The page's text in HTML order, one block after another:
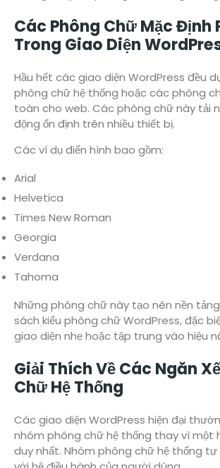
Các Phông Chữ Mặc Định
Trong Giao Diện
Hầu hết các giao diện WordPress đều
phông chữ hệ thống hoặc các phông
toàn cho web. Các phông chữ này tải
động ổn định trên nhiều thiết bị.
Các ví dụ điển hình bao gồm:
Arial
Helvetica
Times New Roman
Georgia
Verdana
Tahoma
Những phông chữ này tạo nên nền
sách kiểu phông chữ WordPress, đặc
giao diện nhẹ hoặc tập trung vào hiệu
Giải Thích Về Các Ngăn
Chữ Hệ Thống
Các giao diện WordPress hiện đại
nhóm phông chữ hệ thống thay vì một
duy nhất. Nhóm phông chữ hệ thống